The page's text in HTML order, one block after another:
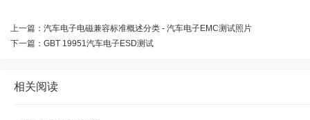
上一篇： 汽车电子电磁兼容标准概述分类 - 汽车电子EMC测试照片
下一篇： GBT 19951汽车电子ESD测试
相关阅读